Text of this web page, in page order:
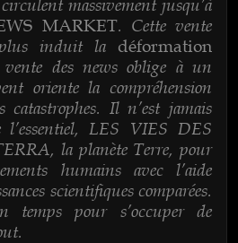
massivement jusqu’à
MARKET. Cette vente
induit la déformation
des news oblige à un
oriente la compréhension
catastrophes. Il n’est jamais
LES VIES DES
la planète Terre, pour
humains avec l’aide
scientifiques comparées.
temps pour s’occuper de